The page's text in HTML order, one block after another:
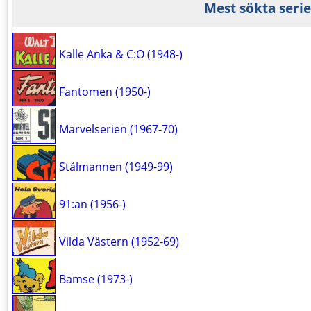
Mest sökta
Kalle Anka & C:O (1948-)
Fantomen (1950-)
Marvelserien (1967-70)
Stålmannen (1949-99)
91:an (1956-)
Vilda Västern (1952-69)
Bamse (1973-)